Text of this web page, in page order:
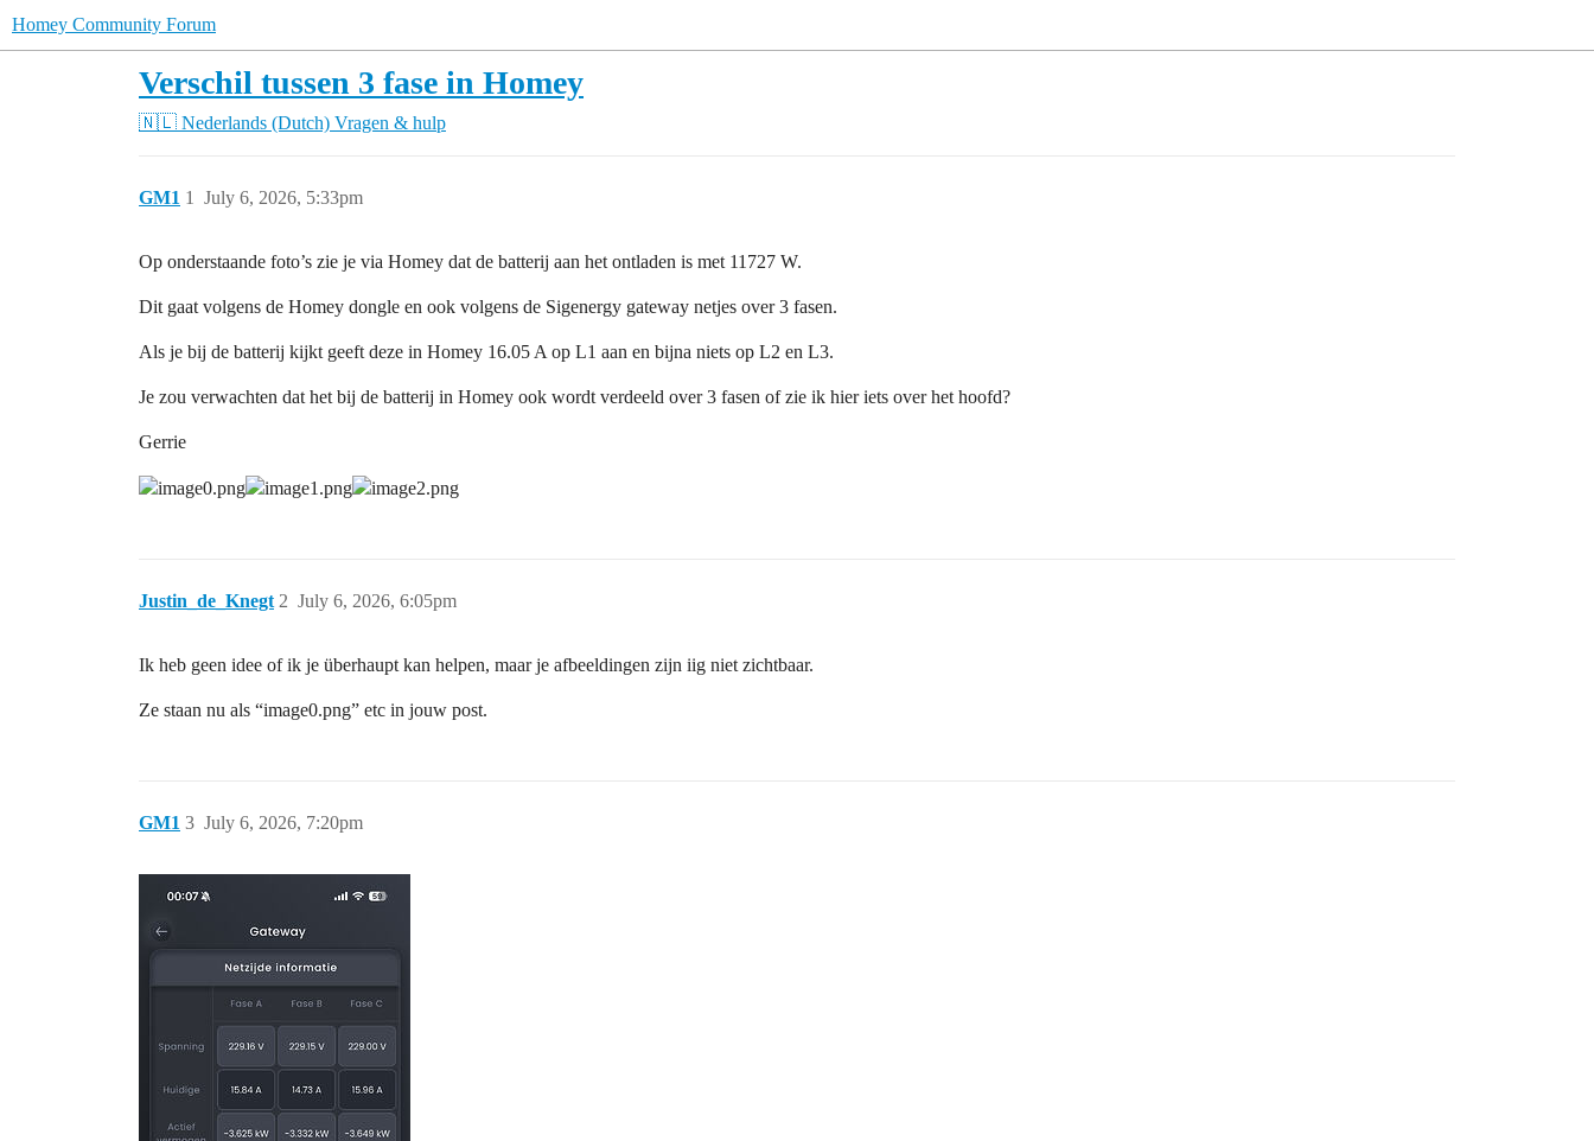
Homey Community Forum
Verschil tussen 3 fase in Homey
🇳🇱 Nederlands (Dutch) Vragen & hulp
GM1 July 6, 2026, 5:33pm
1
Op onderstaande foto’s zie je via Homey dat de batterij aan het ontladen is met 11727 W.
Dit gaat volgens de Homey dongle en ook volgens de Sigenergy gateway netjes over 3 fasen.
Als je bij de batterij kijkt geeft deze in Homey 16.05 A op L1 aan en bijna niets op L2 en L3.
Je zou verwachten dat het bij de batterij in Homey ook wordt verdeeld over 3 fasen of zie ik hier iets over het hoofd?
Gerrie
Justin_de_Knegt July 6, 2026, 6:05pm
2
Ik heb geen idee of ik je überhaupt kan helpen, maar je afbeeldingen zijn iig niet zichtbaar.
Ze staan nu als “image0.png” etc in jouw post.
GM1 July 6, 2026, 7:20pm
3